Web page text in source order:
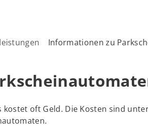
Informationen zu
oft Geld. Die Kosten sind